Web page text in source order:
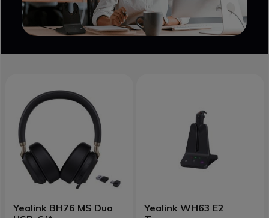
Yealink BH76 MS Duo
Yealink WH63 E2